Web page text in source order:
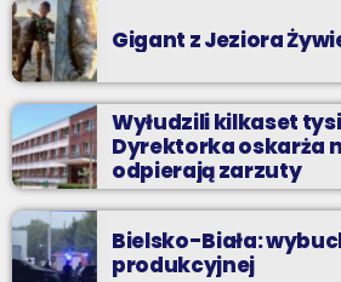
Gigant z Jeziora
Wyłudzili kilkaset
Dyrektorka oskarża
odpierają zarzuty
Bielsko-Biała:
produkcyjnej